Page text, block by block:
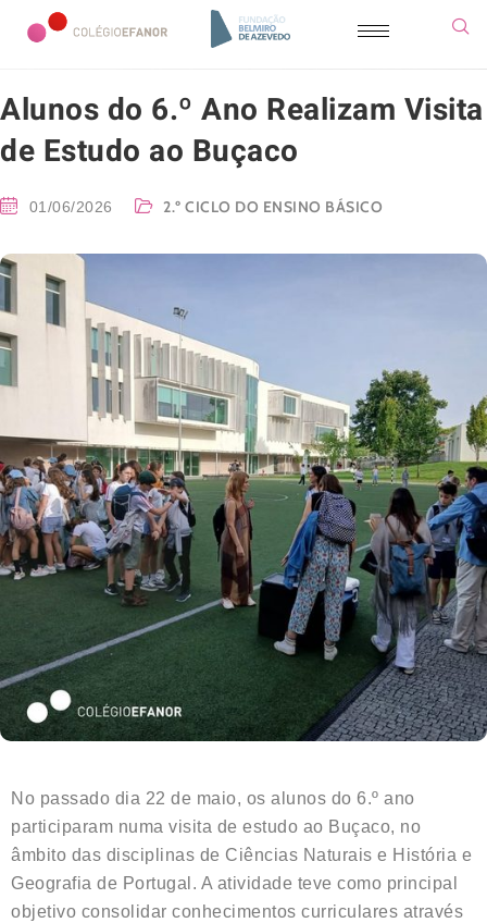
Alunos do 6.º Ano Realizam Visita
de Estudo ao Buçaco
01/06/2026 2.º CICLO DO ENSINO BÁSICO
No passado dia 22 de maio, os alunos do 6.º ano
participaram numa visita de estudo ao Buçaco, no
âmbito das disciplinas de Ciências Naturais e História e
Geografia de Portugal. A atividade teve como principal
objetivo consolidar conhecimentos curriculares através